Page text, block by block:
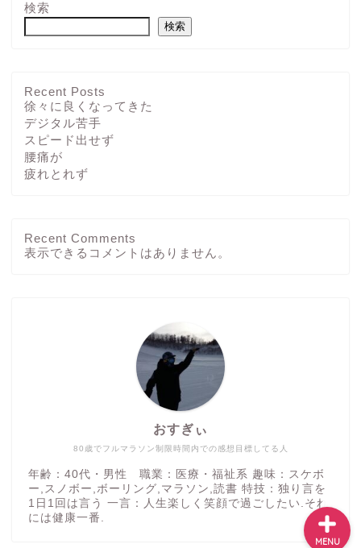
検索
検索
Recent Posts
徐々に良くなってきた
デジタル苦手
スピード出せず
腰痛が
疲れとれず
Recent Comments
表示できるコメントはありません。
80歳でフルマラソン制限時間内での感想目標してる人
おすぎぃ
年齢：40代・男性 職業：医療・福祉系 趣味：スケボ
ー,スノボー,ボーリング,マラソン,読書 特技：独り言を
1日1回は言う 一言：人生楽しく笑顔で過ごしたい.それ
には健康一番.
MENU